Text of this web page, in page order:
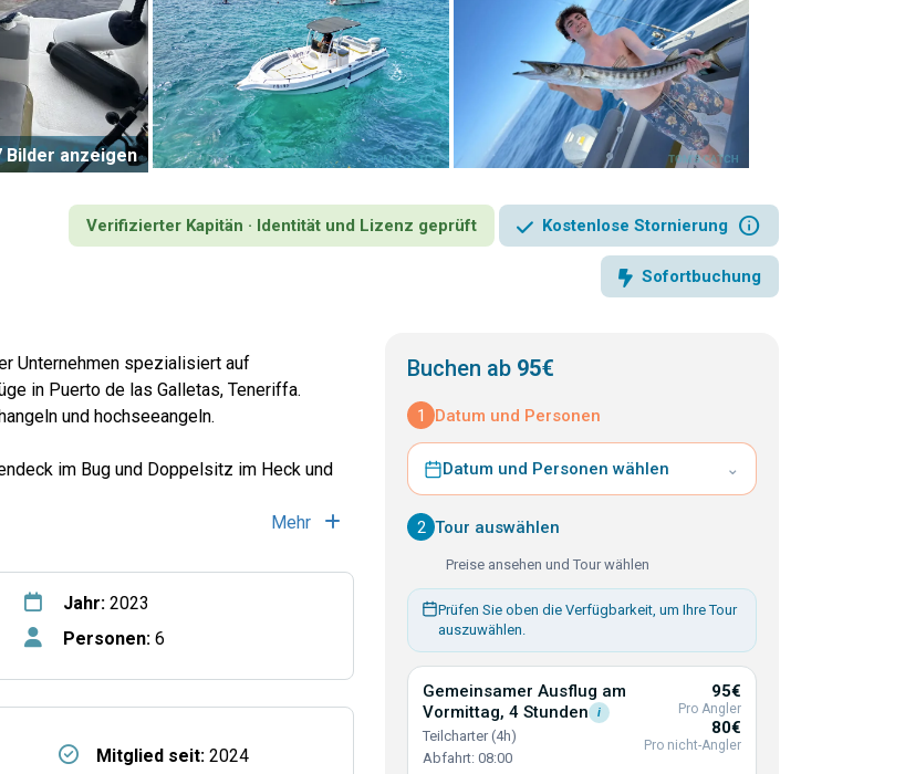
Bilder anzeigen
Verifizierter Kapitän · Identität und Lizenz geprüft Kostenlose Stornierung info
Sofortbuchung
Unternehmen spezialisiert auf
in Puerto de las Galletas, Teneriffa.
und hochseeangeln.
im Bug und Doppelsitz im Heck und
Mehr
Jahr:2023
Personen:6
Mitglied seit:2024
Buchen ab 95€
1 Datum und Personen
Datum und Personen wählen ⌄
2 Tour auswählen
Preise ansehen und Tour wählen
Prüfen Sie oben die Verfügbarkeit, um Ihre Tour
auszuwählen.
Gemeinsamer Ausflug am
Vormittag, 4 Stunden i
Teilcharter (4h)
Abfahrt: 08:00
95€
Pro Angler
80€
Pro nicht-Angler